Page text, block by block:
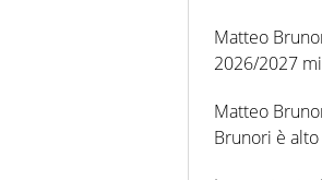
Matteo
2026/2027
Matteo
Brunori è